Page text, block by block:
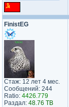
FinistEG
Стаж: 12 лет 4 мес.
Сообщений: 244
Ratio: 4426.779
Раздал: 48.76 TB